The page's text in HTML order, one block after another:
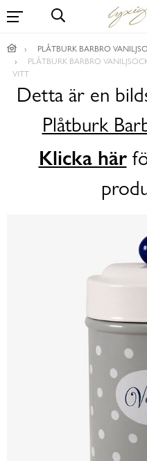
PLÅTBURK BARBRO
PLÅTBURK BARBRO
VITT
Detta är en
Plåtburk
Klicka här